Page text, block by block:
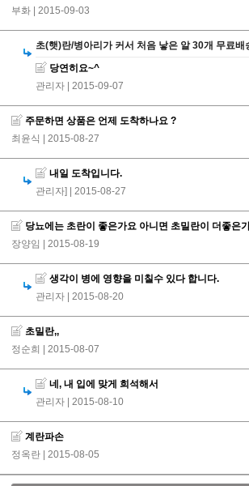
부화
| 2015-09-03
초(햇)란/병아리가 커서 처음 낳은 알 30개 무료배
당연히요~^
관리자
| 2015-09-07
주문하면 상품은 언제 도착하나요 ?
최윤식
| 2015-08-27
내일 도착입니다.
관리자]
| 2015-08-27
당뇨에는 초란이 좋은가요 아니면 초밀란이 더좋은
장양임
| 2015-08-19
생각이 병에 영향을 미칠수 있다 합니다.
관리자
| 2015-08-20
초밀란,,
정순희
| 2015-08-07
네, 내 입에 맞게 희석해서
관리자
| 2015-08-10
계란파손
정옥란
| 2015-08-05